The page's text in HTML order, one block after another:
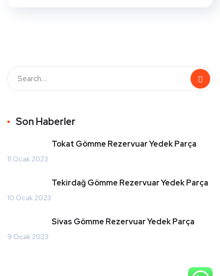
Son Haberler
Tokat Gömme Rezervuar Yedek Parça
11 Ocak 2023
Tekirdağ Gömme Rezervuar Yedek Parça
10 Ocak 2023
Sivas Gömme Rezervuar Yedek Parça
9 Ocak 2023